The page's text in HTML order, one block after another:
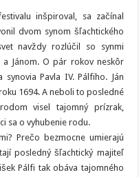
inšpiroval, sa začínal
dvom synom šľachtického
navždy rozlúčil so synmi
Jánom. O pár rokov neskôr
Pavla IV. Pálfiho. Ján
1694. A neboli to posledné
visel tajomný prízrak,
sa o vyhubenie rodu.
Prečo bezmocne umierajú
posledný šľachtický majiteľ
Pálfi tak obáva tajomného